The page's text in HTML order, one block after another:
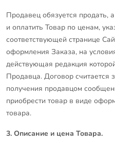
Продавец обязуется продать,
и оплатить Товар по ценам,
соответствующей странице
оформления Заказа, на
действующая редакция
Продавца. Договор считается
получения продавцом
приобрести товар в виде
товара.
3. Описание и цена Товара.